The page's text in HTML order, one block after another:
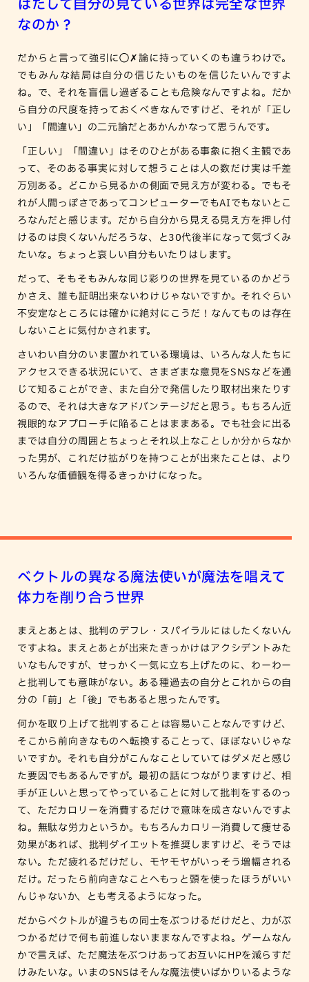
はたして自分の見ている世界は完全な世界
なのか？
だからと言って強引に◯✗論に持っていくのも違うわけで。
でもみんな結局は自分の信じたいものを信じたいんですよ
ね。で、それを盲信し過ぎることも危険なんですよね。だか
ら自分の尺度を持っておくべきなんですけど、それが「正し
い」「間違い」の二元論だとあかんかなって思うんです。
「正しい」「間違い」はそのひとがある事象に抱く主観であ
って、そのある事実に対して想うことは人の数だけ実は千差
万別ある。どこから見るかの側面で見え方が変わる。でもそ
れが人間っぽさであってコンピューターでもAIでもないとこ
ろなんだと感じます。だから自分から見える見え方を押し付
けるのは良くないんだろうな、と30代後半になって気づくみ
たいな。ちょっと哀しい自分もいたりはします。
だって、そもそもみんな同じ彩りの世界を見ているのかどう
かさえ、誰も証明出来ないわけじゃないですか。それぐらい
不安定なところには確かに絶対にこうだ！なんてものは存在
しないことに気付かされます。
さいわい自分のいま置かれている環境は、いろんな人たちに
アクセスできる状況にいて、さまざまな意見をSNSなどを通
じて知ることができ、また自分で発信したり取材出来たりす
るので、それは大きなアドバンテージだと思う。もちろん近
視眼的なアプローチに陥ることはままある。でも社会に出る
までは自分の周囲とちょっとそれ以上なことしか分からなか
った男が、これだけ拡がりを持つことが出来たことは、より
いろんな価値観を得るきっかけになった。
ベクトルの異なる魔法使いが魔法を唱えて
体力を削り合う世界
まえとあとは、批判のデフレ・スパイラルにはしたくないん
ですよね。まえとあとが出来たきっかけはアクシデントみた
いなもんですが、せっかく一気に立ち上げたのに、わーわー
と批判しても意味がない。ある種過去の自分とこれからの自
分の「前」と「後」でもあると思ったんです。
何かを取り上げて批判することは容易いことなんですけど、
そこから前向きなものへ転換することって、ほぼないじゃな
いですか。それも自分がこんなことしていてはダメだと感じ
た要因でもあるんですが。最初の話につながりますけど、相
手が正しいと思ってやっていることに対して批判をするのっ
て、ただカロリーを消費するだけで意味を成さないんですよ
ね。無駄な労力というか。もちろんカロリー消費して痩せる
効果があれば、批判ダイエットを推奨しますけど、そうでは
ない。ただ疲れるだけだし、モヤモヤがいっそう増幅される
だけ。だったら前向きなことへもっと頭を使ったほうがいい
んじゃないか、とも考えるようになった。
だからベクトルが違うもの同士をぶつけるだけだと、力がぶ
つかるだけで何も前進しないままなんですよね。ゲームなん
かで言えば、ただ魔法をぶつけあってお互いにHPを減らすだ
けみたいな。いまのSNSはそんな魔法使いばかりいるような